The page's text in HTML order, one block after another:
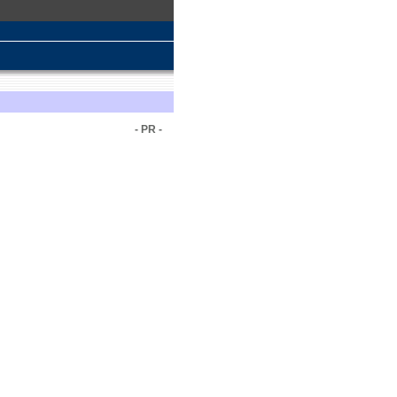
- PR -